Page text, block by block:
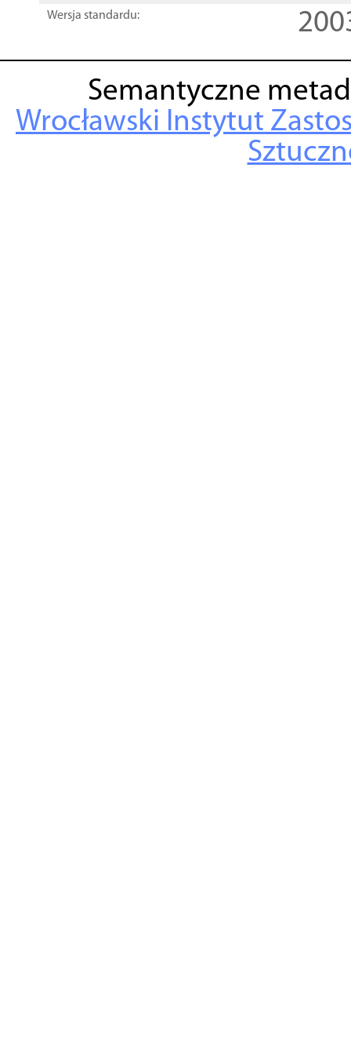
Wersja standardu:
Semantyczne
Wrocławski Instytut